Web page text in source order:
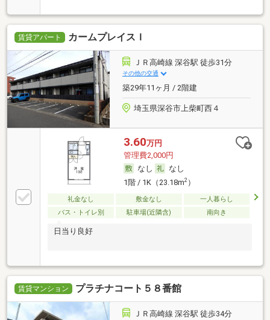
賃貸アパート カームプレイスＩ
ＪＲ高崎線 深谷駅 徒歩31分
その他の交通
築29年11ヶ月 / 2階建
埼玉県深谷市上柴町西４
3.60万円
管理費2,000円
なし
なし
1階 / 1K（23.18m2）
礼金なし 敷金なし
一人暮らし
バス・トイレ別
駐車場(近隣含) 南向き
日当り良好
賃貸マンション プラチナコート５８番館
ＪＲ高崎線 深谷駅 徒歩34分